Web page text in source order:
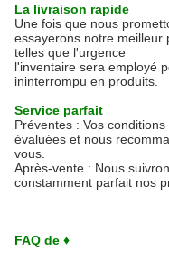
La livraison rapide
Une fois que nous
essayerons notre meilleur
telles que l'urgence
l'inventaire sera employé
ininterrompu en produits.
Service parfait
Préventes : Vos
évaluées et nous
vous.
Après-vente : Nous
constamment parfait nos
FAQ de ♦